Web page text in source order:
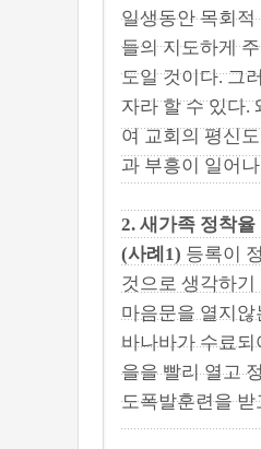
일생동안 목회
들의 지도하게
도일 것이다. 그
자라 할 수 있다.
여 교회의 평신
과 부흥이 일어
2. 새가족 정착율
(사례1) 등록이
것으로 생각하
마음문을 열지
바나바가 수료되
을을 빨리 열고
도폭발훈련을